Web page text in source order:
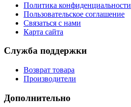
Политика конфиденциальности
Пользовательское соглашение
Связаться с нами
Карта сайта
Служба поддержки
Возврат товара
Производители
Дополнительно